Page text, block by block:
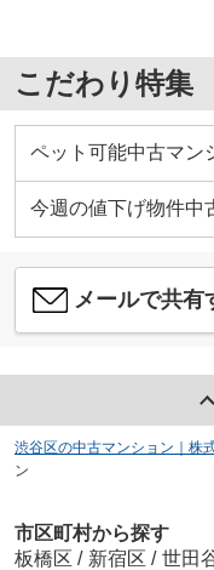
こだわり特集
ペット可能中古マン
今週の値下げ物件中
メールで共有
渋谷区の中古マンション｜株
ン
市区町村から探す
板橋区 / 新宿区 / 世田